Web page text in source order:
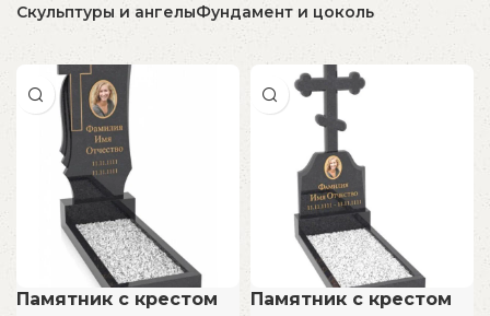
Скульптуры и ангелыФундамент и цоколь
Памятник с крестом Памятник с крестом